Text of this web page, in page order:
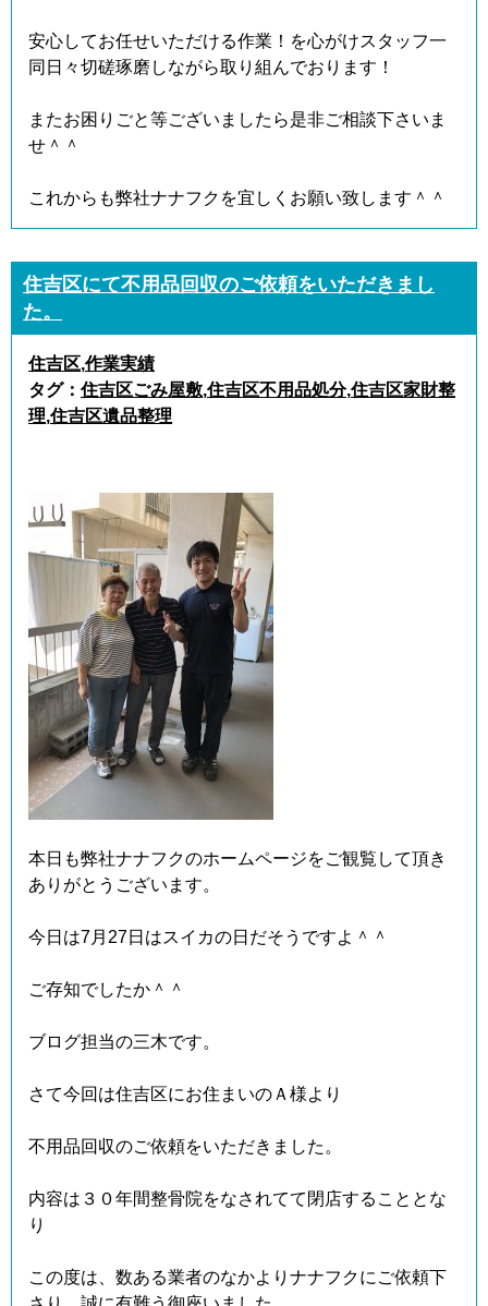
安心してお任せいただける作業！を心がけスタッフ一
同日々切磋琢磨しながら取り組んでおります！
またお困りごと等ございましたら是非ご相談下さいま
せ＾＾
これからも弊社ナナフクを宜しくお願い致します＾＾
住吉区にて不用品回収のご依頼をいただきまし
た。
住吉区,作業実績
タグ： 住吉区ごみ屋敷,住吉区不用品処分,住吉区家財整
理,住吉区遺品整理
本日も弊社ナナフクのホームページをご観覧して頂き
ありがとうございます。
今日は7月27日はスイカの日だそうですよ＾＾
ご存知でしたか＾＾
ブログ担当の三木です。
さて今回は住吉区にお住まいのＡ様より
不用品回収のご依頼をいただきました。
内容は３０年間整骨院をなされてて閉店することとな
り
この度は、数ある業者のなかよりナナフクにご依頼下